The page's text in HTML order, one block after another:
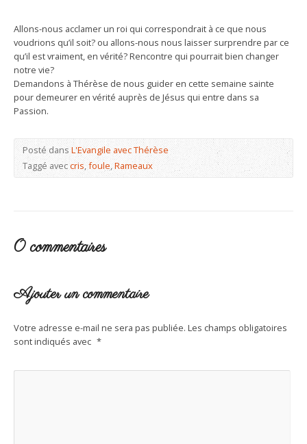
Allons-nous acclamer un roi qui correspondrait à ce que nous
voudrions qu’il soit? ou allons-nous nous laisser surprendre par ce
qu’il est vraiment, en vérité? Rencontre qui pourrait bien changer
notre vie?
Demandons à Thérèse de nous guider en cette semaine sainte
pour demeurer en vérité auprès de Jésus qui entre dans sa
Passion.
Posté dansL'Evangile avec Thérèse
Taggé aveccris,foule,Rameaux
0 commentaires
Ajouter un commentaire
Votre adresse e-mail ne sera pas publiée. Les champs obligatoires
sont indiqués avec *